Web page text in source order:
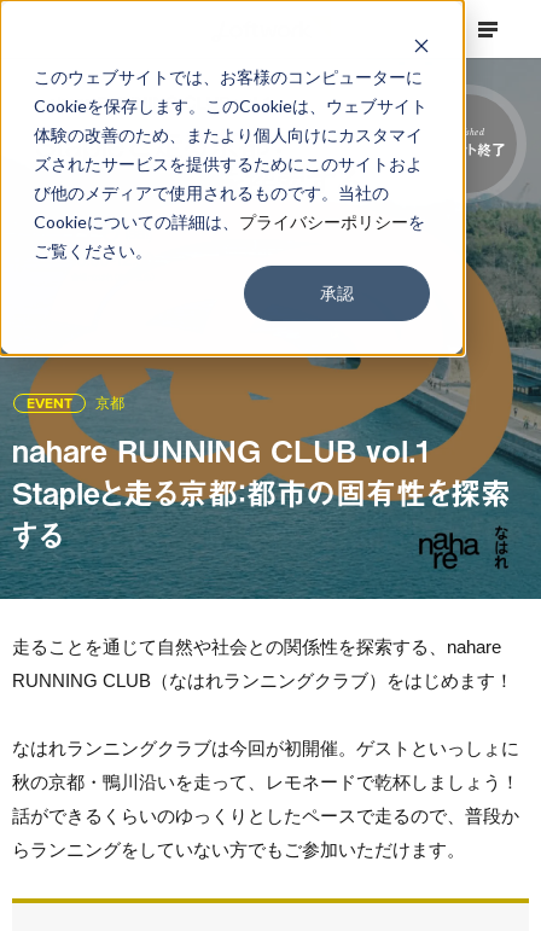
このウェブサイトでは、お客様のコンピューターに
Cookieを保存します。このCookieは、ウェブサイト
体験の改善のため、またより個人向けにカスタマイ
ズされたサービスを提供するためにこのサイトおよ
び他のメディアで使用されるものです。当社の
Cookieについての詳細は、 プライバシーポリシーを
ご覧ください。
承認
EVENT 京都
nahare RUNNING CLUB vol.1
Stapleと走る京都：都市の固有性を探索
する
Finished
イベント終了
走ることを通じて自然や社会との関係性を探索する、nahare
RUNNING CLUB（なはれランニングクラブ）をはじめます！
なはれランニングクラブは今回が初開催。ゲストといっしょに
秋の京都・鴨川沿いを走って、レモネードで乾杯しましょう！
話ができるくらいのゆっくりとしたペースで走るので、普段か
らランニングをしていない方でもご参加いただけます。